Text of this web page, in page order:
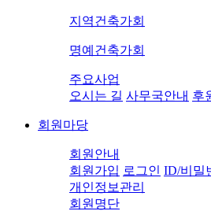
지역건축가회
명예건축가회
주요사업
오시는 길 사무국안내 후
회원마당
회원안내
회원가입 로그인 ID/비밀
개인정보관리
회원명단